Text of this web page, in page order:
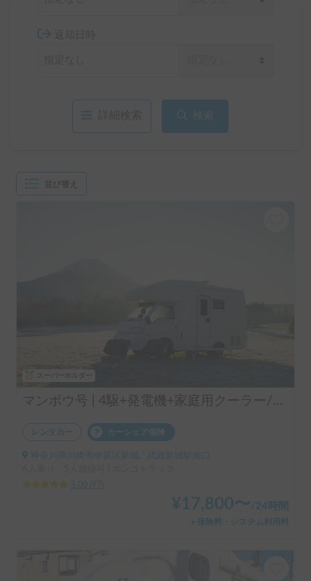
検索
マンボウ号 | 4駆+発電機+家庭用クーラー/レンタル事業者の為、万が一の自損事故の車両保険ついてます
レンタカー カーシェア保険
神奈川県川崎市中原区新城, ' 武蔵新城駅南口
5.00
97
¥ 17,800〜 /24時間
＋保険料・システム利用料